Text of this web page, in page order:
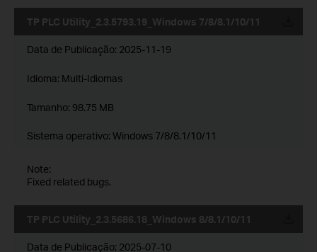
TP PLC Utility_2.3.5793.19_Windows 7/8/8.1/10/11
Data de Publicação: 2025-11-19
Idioma: Multi-Idiomas
Tamanho: 98.75 MB
Sistema operativo: Windows 7/8/8.1/10/11
Note:
Fixed related bugs.
TP PLC Utility_2.3.5686.18_Windows 8/8.1/10/11
Data de Publicação: 2025-07-10